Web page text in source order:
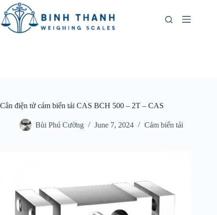
Skip
to
content
Cân điện tử cảm biến tải CAS BCH 500 – 2T – CAS
Bùi Phú Cường June 7, 2024 Cảm biến tải